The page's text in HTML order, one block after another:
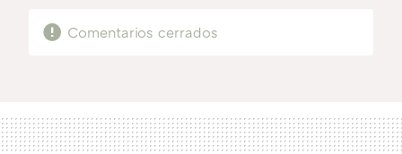
Comentarios cerrados